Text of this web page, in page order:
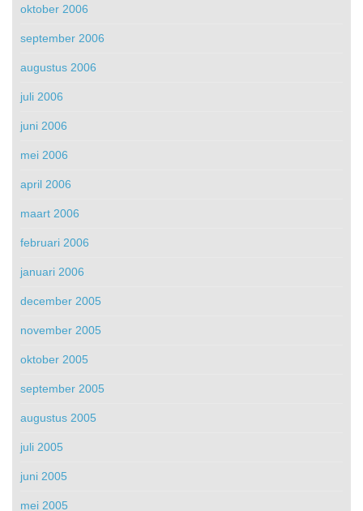
oktober 2006
september 2006
augustus 2006
juli 2006
juni 2006
mei 2006
april 2006
maart 2006
februari 2006
januari 2006
december 2005
november 2005
oktober 2005
september 2005
augustus 2005
juli 2005
juni 2005
mei 2005